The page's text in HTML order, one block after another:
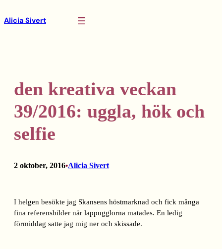
till
Alicia Sivert
den kreativa veckan
39/2016: uggla, hök och
selfie
2 oktober, 2016•Alicia Sivert
I helgen besökte jag Skansens höstmarknad och fick många
fina referensbilder när lappugglorna matades. En ledig
förmiddag satte jag mig ner och skissade.